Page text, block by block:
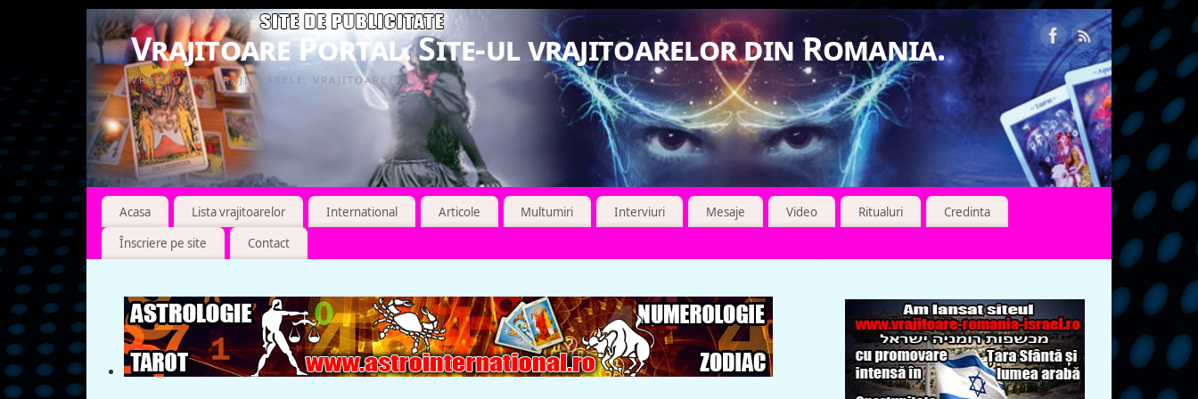
Vrajitoare Portal. Site-ul vrajitoarelor din Romania.
VRAJITOARE, VRAJITOARELE, VRAJITOARE
Acasa Lista vrajitoarelor International Articole Multumiri Interviuri Mesaje Video Ritualuri
Credinta
Înscriere pe site
Contact